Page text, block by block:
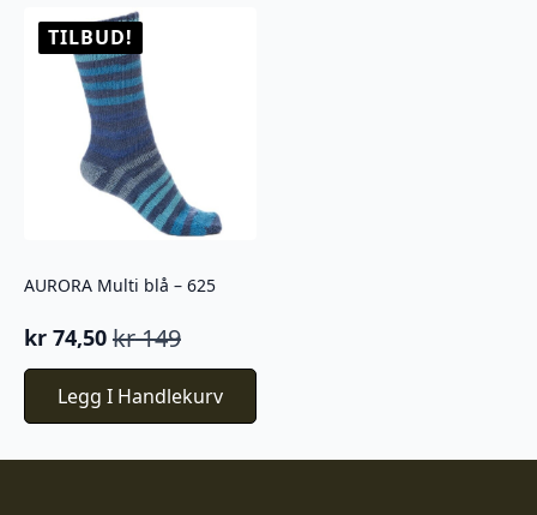
TILBUD!
AURORA Multi blå – 625
kr149
Opprinnelig
pris
var:
kr 149.
kr 74,50
Nåværende
pris
kr 74,50.
Legg I Handlekurv